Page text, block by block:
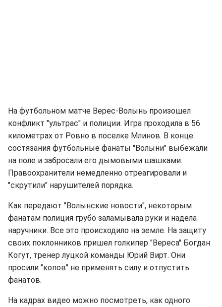
На футбольном матче Верес-Волынь произошел
конфликт "ультрас" и полиции. Игра проходила в 56
километрах от Ровно в поселке Млинов. В конце
состязания футбольные фанаты "Волыни" выбежали
на поле и забросали его дымовыми шашками.
Правоохранители немедленно отреагировали и
"скрутили" нарушителей порядка.
Как передают "Волынские новости", некоторым
фанатам полиция грубо заламывала руки и надела
наручники. Все это происходило на земле. На защиту
своих поклонников пришел голкипер "Вереса" Богдан
Когут, тренер луцкой команды Юрий Вирт. Они
просили "копов" не применять силу и отпустить
фанатов.
На кадрах видео можно посмотреть, как одного